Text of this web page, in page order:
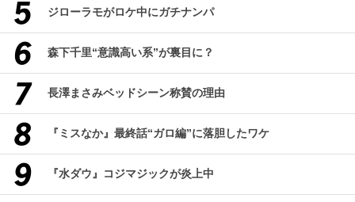
ジローラモがロケ中にガチナンパ
森下千里“意識高い系”が裏目に？
長澤まさみベッドシーン称賛の理由
『ミスなか』最終話“ガロ編”に落胆したワケ
『水ダウ』コジマジックが炎上中